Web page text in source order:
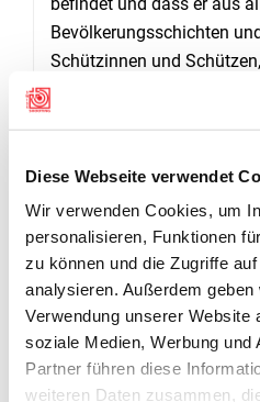
Diese Webseite verwendet
Wir verwenden Cookies, um
personalisieren, Funktionen
zu können und die Zugriffe
analysieren. Außerdem
Verwendung unserer Website
soziale Medien, Werbung und
Partner führen diese
weiteren Daten zusammen,
befindet und dass er aus
Bevölkerungsschichten
Schützinnen und
RESULTATE
Elite Final
Elite Qualifikation
Junioren U21 Final